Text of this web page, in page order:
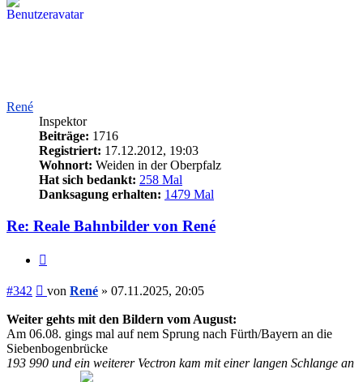
René
Inspektor
Beiträge: 1716
Registriert: 17.12.2012, 19:03
Wohnort: Weiden in der Oberpfalz
Hat sich bedankt: 258 Mal
Danksagung erhalten: 1479 Mal
Re: Reale Bahnbilder von René
#342 Beitrag
von René » 07.11.2025, 20:05
Weiter gehts mit den Bildern vom August:
Am 06.08. gings mal auf nem Sprung nach Fürth/Bayern an die
Siebenbogenbrücke
193 990 und ein weiterer Vectron kam mit einer langen Schlange an